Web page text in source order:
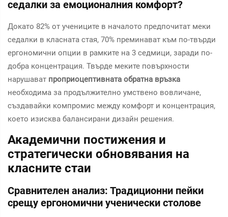
седалки за емоционалния комфорт?
Докато 82% от учениците в началото предпочитат меки
седалки в класната стая, 70% преминават към по-твърди
ергономични опции в рамките на 3 седмици, заради по-
добра концентрация. Твърде меките повърхности
нарушават проприоцептивната обратна връзка
необходима за продължително умствено вовличане,
създавайки компромис между комфорт и концентрация,
което изисква балансирани дизайн решения.
Академични постижения и
стратегически обновявания на
класните стаи
Сравнителен анализ: Традиционни пейки
срещу ергономични ученически столове